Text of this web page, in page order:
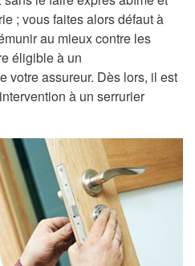
; vous faites alors défaut à
au mieux contre les
éligible à un
votre assureur. Dès lors, il est
à un serrurier